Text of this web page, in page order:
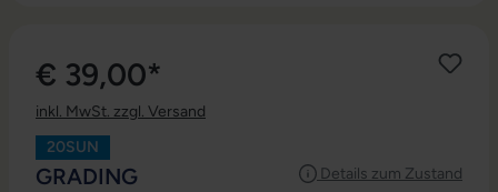
€ 39,00*
inkl. MwSt. zzgl. Versand
20SUN
Details zum Zustand
GRADING